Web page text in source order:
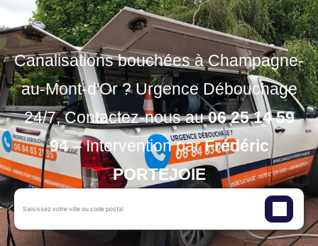
Canalisations bouchées à Champagne-
au-Mont-d'Or ? Urgence Débouchage
24/7, Contactez-nous au06 25 14 59
94– Intervention parFrédéric
PORTEJOIE